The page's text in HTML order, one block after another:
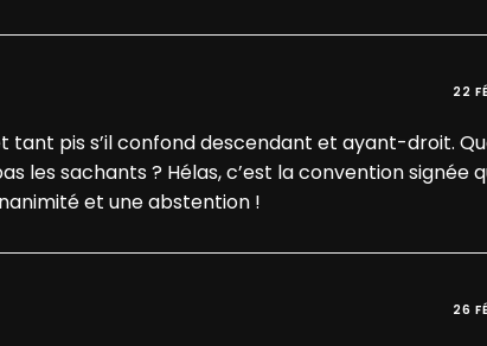
22
tant pis s’il confond descendant et ayant-droit.
les sachants ? Hélas, c’est la convention signée
et une abstention !
26